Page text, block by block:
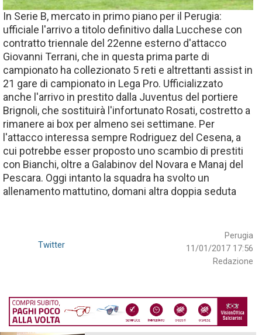
In Serie B, mercato in primo piano per il Perugia:
ufficiale l'arrivo a titolo definitivo dalla Lucchese con
contratto triennale del 22enne esterno d'attacco
Giovanni Terrani, che in questa prima parte di
campionato ha collezionato 5 reti e altrettanti assist in
21 gare di campionato in Lega Pro. Ufficializzato
anche l'arrivo in prestito dalla Juventus del portiere
Brignoli, che sostituirà l'infortunato Rosati, costretto a
rimanere ai box per almeno sei settimane. Per
l'attacco interessa sempre Rodriguez del Cesena, a
cui potrebbe esser proposto uno scambio di prestiti
con Bianchi, oltre a Galabinov del Novara e Manaj del
Pescara. Oggi intanto la squadra ha svolto un
allenamento mattutino, domani altra doppia seduta
Perugia
11/01/2017 17:56
Redazione
Twitter